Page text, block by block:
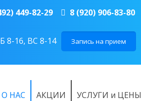
449-82-29 8 (920) 906-83-80
8-16, ВС 8-14 Запись на прием
О НАС АКЦИИ УСЛУГИ и ЦЕНЫ